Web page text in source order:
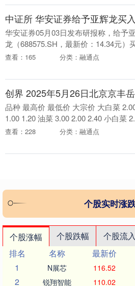
华安证券05月03日发布研报称，给予
龙（688575.SH，最新价：14.34元）
评级。评级理由主要包括：1）非新冠
查看：165 分类：融通点
品种 最高价 最低价 大宗价 大白菜
1.00 1.20 油菜 3.00 2.00 2.40 小白菜
2.00 2.20 生菜 4.00 2....
查看：228 分类：融通点
个股实时涨
个股涨幅 个股跌幅 个股流入
排名
名称 最新价
1
N展芯 116.52
2 锐翔智能 110.02